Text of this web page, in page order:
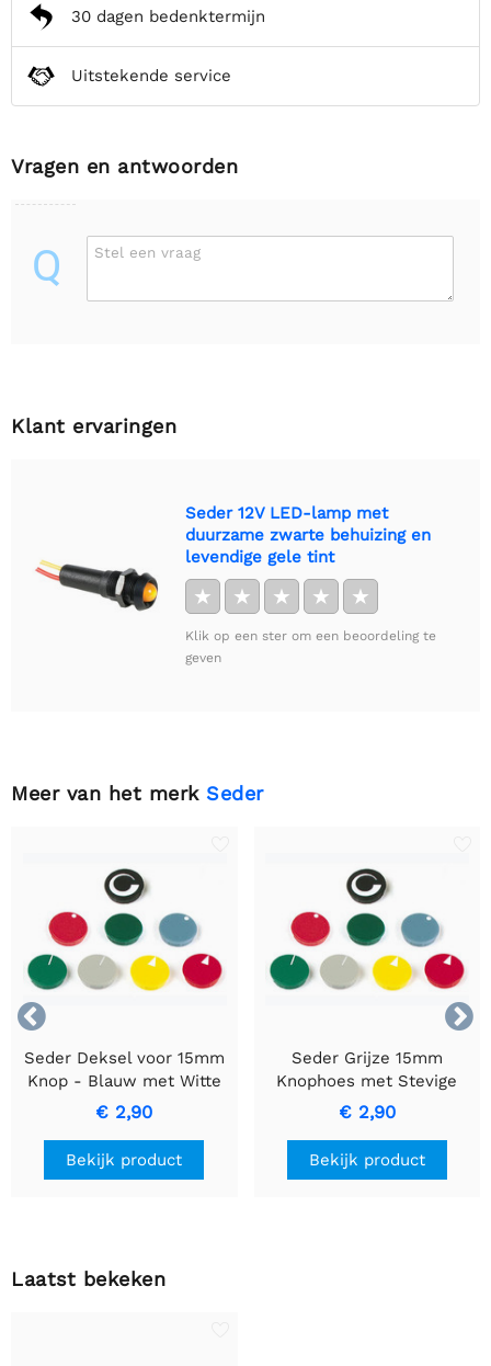
30 dagen bedenktermijn
Uitstekende service
Vragen en antwoorden
Q Stel een vraag
Klant ervaringen
Seder 12V LED-lamp met
duurzame zwarte behuizing en
levendige gele tint
★ ★ ★ ★ ★
Klik op een ster om een beoordeling te
geven
Meer van het merk Seder


Seder Deksel voor 15mm
Knop - Blauw met Witte
Lijn
€ 2,90
Bekijk product
Seder Grijze 15mm
Knophoes met Stevige
Grip en Duurzaamheid
€ 2,90
Bekijk product
Laatst bekeken